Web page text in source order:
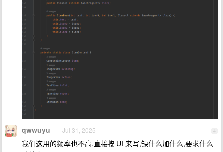
4
qwwuyu Jul 31, 2025
我们这用的频率也不高,直接按 UI 来写,缺什么加什么,要求什么